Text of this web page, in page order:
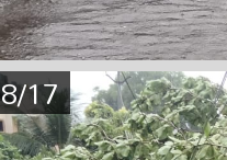
8/17